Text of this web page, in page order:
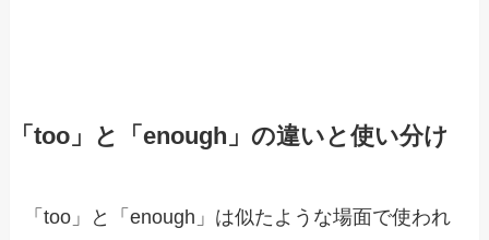
「too」と「enough」の違いと使い分け
「too」と「enough」は似たような場面で使われ